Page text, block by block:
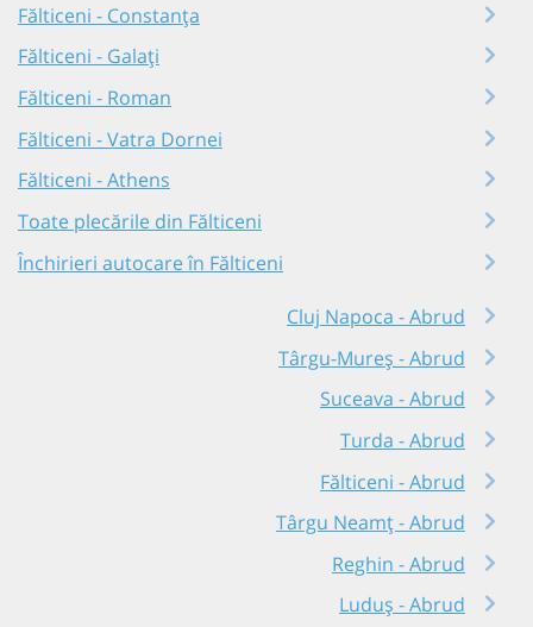
Fălticeni - Constanța
Fălticeni - Galați
Fălticeni - Roman
Fălticeni - Vatra Dornei
Fălticeni - Athens
Toate plecările din Fălticeni
Închirieri autocare în Fălticeni
Cluj Napoca - Abrud
Târgu-Mureș - Abrud
Suceava - Abrud
Turda - Abrud
Fălticeni - Abrud
Târgu Neamț - Abrud
Reghin - Abrud
Luduș - Abrud